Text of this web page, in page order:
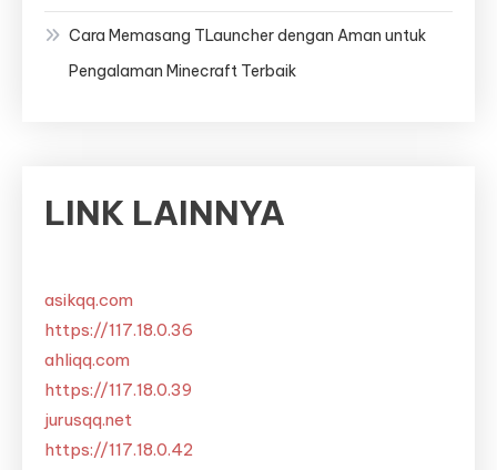
Cara Memasang TLauncher dengan Aman untuk
Pengalaman Minecraft Terbaik
LINK LAINNYA
asikqq.com
https://117.18.0.36
ahliqq.com
https://117.18.0.39
jurusqq.net
https://117.18.0.42